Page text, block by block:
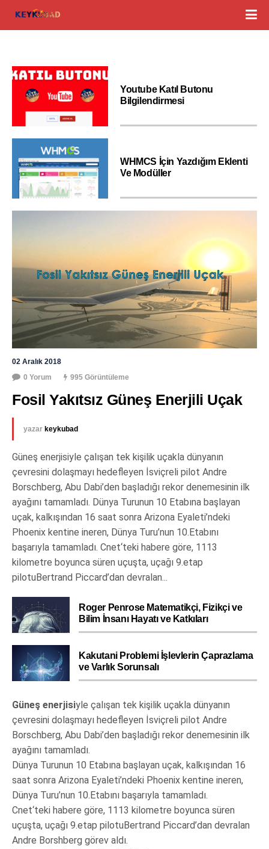
Youtube Katıl Butonu
Bilgilendirmesi
WHMCS İçin Yazdığım Eklenti
Ve Modüller
02 Aralık 2018
0 Yorum
995 Görüntüleme
Fosil Yakıtsız Güneş Enerjili Uçak
yazar keykubad
Güneş enerjisiyle çalışan tek kişilik uçakla dünyanın
çevresini dolaşmayı hedefleyen İsviçreli pilot Andre
Borschberg, Abu Dabi’den başladığı rekor denemesinin ilk
ayağını tamamladı. Dünya Turunun 10 Etabına başlayan
uçak, kalkışından 16 saat sonra Arizona Eyaleti’ndeki
Phoenix kentine ineren, Dünya Turu’nun 10.Etabını
başarıyla tamamladı. Cnet‘teki habere göre, 1113
kilometre boyunca süren uçuşta, uçağı 9.etap
pilotuBertrand Piccard’dan devralan...
Roger Penrose Matematikçi, Fizikçi ve
Bilim İnsanı Hayatı ve Katkıları
Kakutani Problemi İşlevlerin Çaprazlama
ve Varlık Sorunsalı
Güneş enerjisiyle çalışan tek kişilik uçakla dünyanın
çevresini dolaşmayı hedefleyen İsviçreli pilot Andre
Borschberg, Abu Dabi’den başladığı rekor denemesinin ilk
ayağını tamamladı.
Dünya Turunun 10 Etabına başlayan uçak, kalkışından 16
saat sonra Arizona Eyaleti’ndeki Phoenix kentine ineren,
Dünya Turu’nun 10.Etabını başarıyla tamamladı.
Cnet‘teki habere göre, 1113 kilometre boyunca süren
uçuşta, uçağı 9.etap pilotuBertrand Piccard’dan devralan
Andre Borshberg görev aldı.